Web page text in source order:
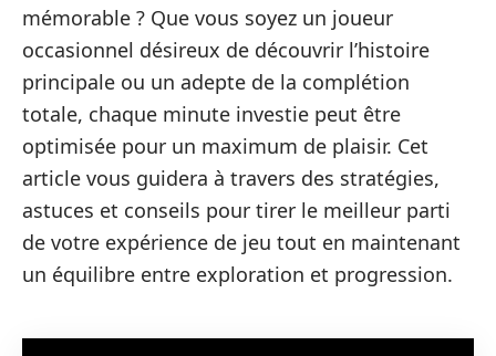
mémorable ? Que vous soyez un joueur
occasionnel désireux de découvrir l’histoire
principale ou un adepte de la complétion
totale, chaque minute investie peut être
optimisée pour un maximum de plaisir. Cet
article vous guidera à travers des stratégies,
astuces et conseils pour tirer le meilleur parti
de votre expérience de jeu tout en maintenant
un équilibre entre exploration et progression.